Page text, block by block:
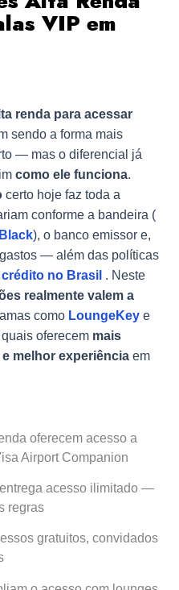
VIP em
renda para acessar
sendo a forma mais
— mas o diferencial já
como ele funciona.
certo hoje faz toda a
conforme a bandeira (
), o banco emissor e,
— além das políticas
no Brasil . Neste
realmente valem a
como LoungeKey e
quais oferecem mais
melhor experiência em
oferecem acesso a
Airport Companion
acesso ilimitado —
regras
gratuitos, convidados